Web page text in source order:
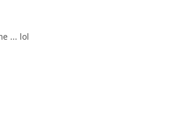
... lol